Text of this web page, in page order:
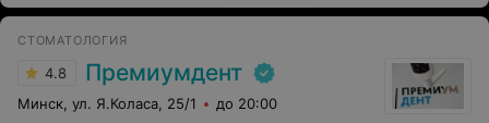
СТОМАТОЛОГИЯ
4.8 Премиумдент
Минск, ул. Я.Коласа, 25/1 до 20:00